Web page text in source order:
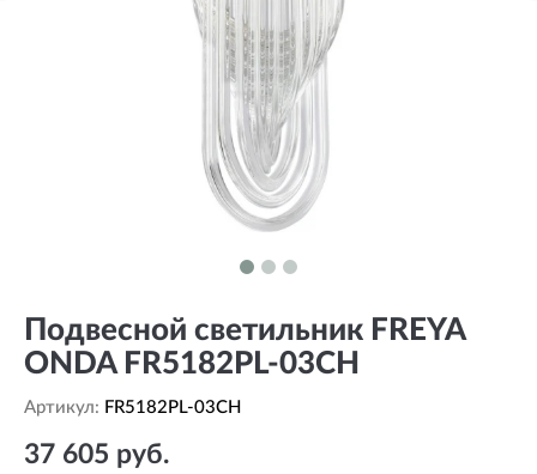
Подвесной светильник FREYA
ONDA FR5182PL-03CH
Артикул: FR5182PL-03CH
37 605 руб.